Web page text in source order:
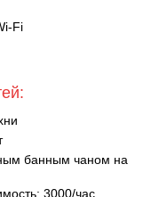
Fi
банным чаном на
3000/час,